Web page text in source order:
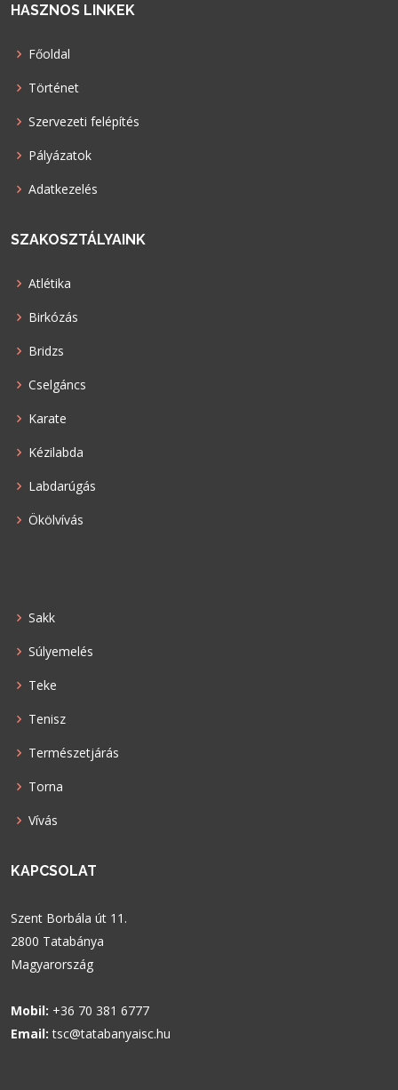
HASZNOS LINKEK
Főoldal
Történet
Szervezeti felépítés
Pályázatok
Adatkezelés
SZAKOSZTÁLYAINK
Atlétika
Birkózás
Bridzs
Cselgáncs
Karate
Kézilabda
Labdarúgás
Ökölvívás
Sakk
Súlyemelés
Teke
Tenisz
Természetjárás
Torna
Vívás
KAPCSOLAT
Szent Borbála út 11.
2800 Tatabánya
Magyarország
Mobil: +36 70 381 6777
Email: tsc@tatabanyaisc.hu